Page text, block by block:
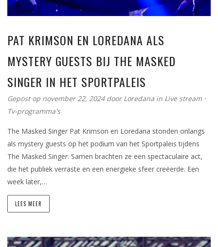
PAT KRIMSON EN LOREDANA ALS
MYSTERY GUESTS BIJ THE MASKED
SINGER IN HET SPORTPALEIS
Gepost op november 22, 2024 door Loredana in Live stream ⋅
Tv-programma's
The Masked Singer Pat Krimson en Loredana stonden onlangs
als mystery guests op het podium van het Sportpaleis tijdens
The Masked Singer. Samen brachten ze een spectaculaire act,
die het publiek verraste en een energieke sfeer creëerde. Een
week later,…
LEES MEER